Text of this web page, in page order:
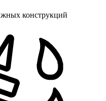
конструкций